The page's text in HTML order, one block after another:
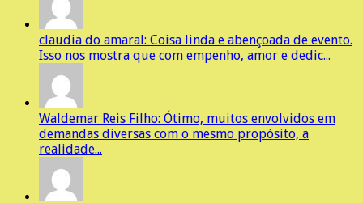
claudia do amaral: Coisa linda e abençoada de evento.
Isso nos mostra que com empenho, amor e dedic...
Waldemar Reis Filho: Ótimo, muitos envolvidos em
demandas diversas com o mesmo propósito, a
realidade...